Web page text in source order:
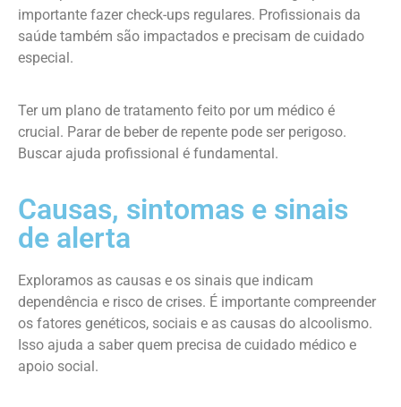
importante fazer check-ups regulares. Profissionais da
saúde também são impactados e precisam de cuidado
especial.
Ter um plano de tratamento feito por um médico é
crucial. Parar de beber de repente pode ser perigoso.
Buscar ajuda profissional é fundamental.
Causas, sintomas e sinais
de alerta
Exploramos as causas e os sinais que indicam
dependência e risco de crises. É importante compreender
os fatores genéticos, sociais e as causas do alcoolismo.
Isso ajuda a saber quem precisa de cuidado médico e
apoio social.